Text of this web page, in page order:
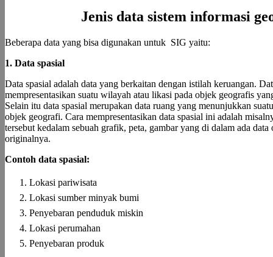
Jenis data sistem informasi
Beberapa data yang bisa digunakan untuk SIG yaitu:
1. Data spasial
Data spasial adalah data yang berkaitan dengan istilah keruangan.
mempresentasikan suatu wilayah atau likasi pada objek geografis
Selain itu data spasial merupakan data ruang yang menunjukkan
objek geografi. Cara mempresentasikan data spasial ini adalah
tersebut kedalam sebuah grafik, peta, gambar yang di dalam ada
originalnya.
Contoh data spasial:
Lokasi pariwisata
Lokasi sumber minyak bumi
Penyebaran penduduk miskin
Lokasi perumahan
Penyebaran produk